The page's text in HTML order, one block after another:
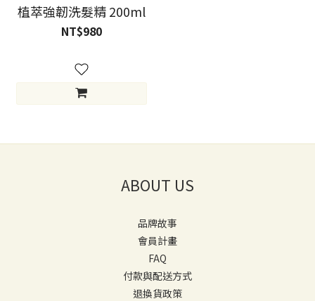
植萃強韌洗髮精 200ml
NT$980
ABOUT US
品牌故事
會員計畫
FAQ
付款與配送方式
退換貨政策